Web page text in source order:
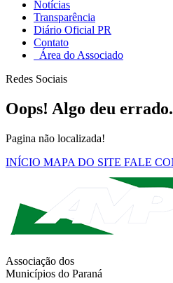
Notícias
Transparência
Diário Oficial PR
Contato
Área do Associado
Redes Sociais
Oops! Algo deu errado.
Pagina não localizada!
INÍCIO MAPA DO SITE FALE
Associação dos
Municípios do Paraná